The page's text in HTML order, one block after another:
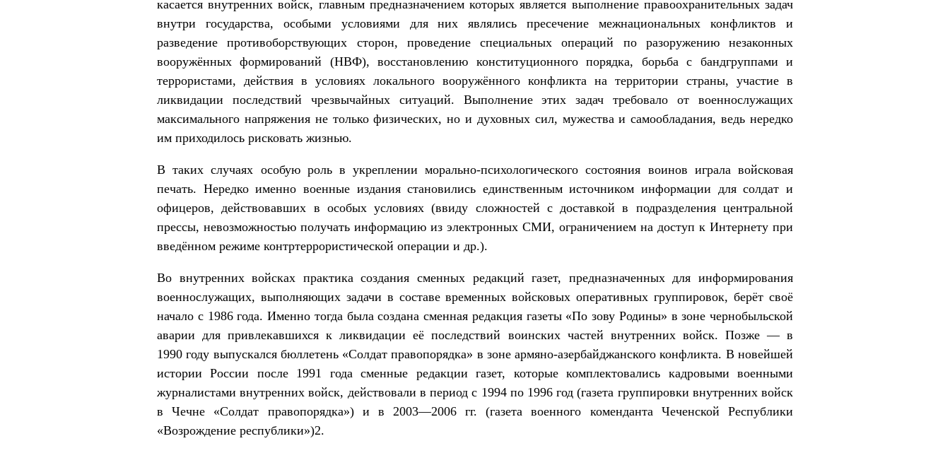
касается внутренних войск, главным предназначением которых является выполнение правоохранительных задач
внутри государства, особыми условиями для них являлись пресечение межнациональных конфликтов и
разведение противоборствующих сторон, проведение специальных операций по разоружению незаконных
вооружённых формирований (НВФ), восстановлению конституционного порядка, борьба с бандгруппами и
террористами, действия в условиях локального вооружённого конфликта на территории страны, участие в
ликвидации последствий чрезвычайных ситуаций. Выполнение этих задач требовало от военнослужащих
максимального напряжения не только физических, но и духовных сил, мужества и самообладания, ведь нередко
им приходилось рисковать жизнью.
В таких случаях особую роль в укреплении морально-психологического состояния воинов играла войсковая
печать. Нередко именно военные издания становились единственным источником информации для солдат и
офицеров, действовавших в особых условиях (ввиду сложностей с доставкой в подразделения центральной
прессы, невозможностью получать информацию из электронных СМИ, ограничением на доступ к Интернету при
введённом режиме контртеррористической операции и др.).
Во внутренних войсках практика создания сменных редакций газет, предназначенных для информирования
военнослужащих, выполняющих задачи в составе временных войсковых оперативных группировок, берёт своё
начало с 1986 года. Именно тогда была создана сменная редакция газеты «По зову Родины» в зоне чернобыльской
аварии для привлекавшихся к ликвидации её последствий воинских частей внутренних войск. Позже — в
1990 году выпускался бюллетень «Солдат правопорядка» в зоне армяно-азербайджанского конфликта. В новейшей
истории России после 1991 года сменные редакции газет, которые комплектовались кадровыми военными
журналистами внутренних войск, действовали в период с 1994 по 1996 год (газета группировки внутренних войск
в Чечне «Солдат правопорядка») и в 2003—2006 гг. (газета военного коменданта Чеченской Республики
«Возрождение республики»)2.